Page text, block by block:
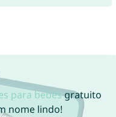
para bebêsgratuito
nome lindo!